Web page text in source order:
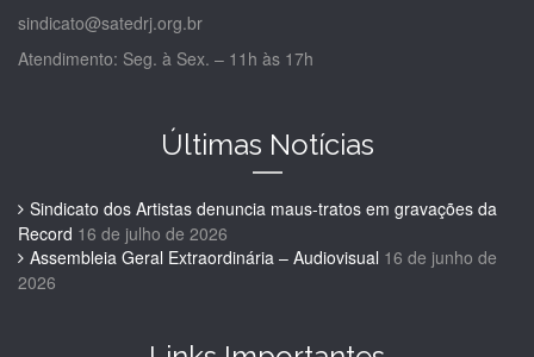
sindicato@satedrj.org.br
Atendimento: Seg. à Sex. – 11h às 17h
Últimas Notícias
Sindicato dos Artistas denuncia maus-tratos em gravações da
Record 16 de julho de 2026
Assembleia Geral Extraordinária – Audiovisual 16 de junho de
2026